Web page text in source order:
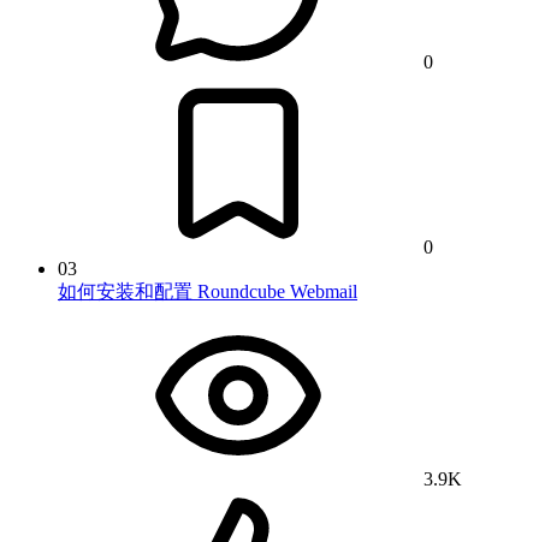
0
0
03
如何安装和配置 Roundcube Webmail
3.9K